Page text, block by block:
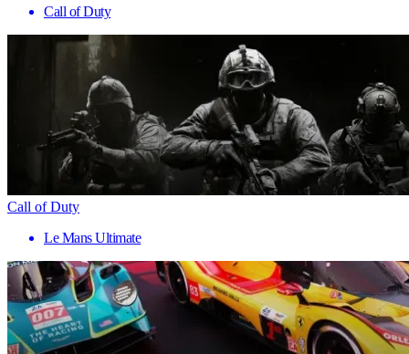
Call of Duty
Call of Duty
Le Mans Ultimate